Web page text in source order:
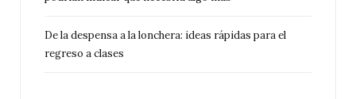
De la despensa a la lonchera: ideas rápidas para el
regreso a clases